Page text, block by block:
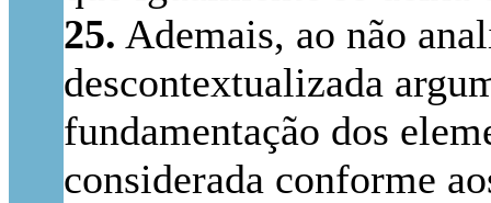
25. Ademais, ao não
descontextualizada
fundamentação dos
considerada conforme